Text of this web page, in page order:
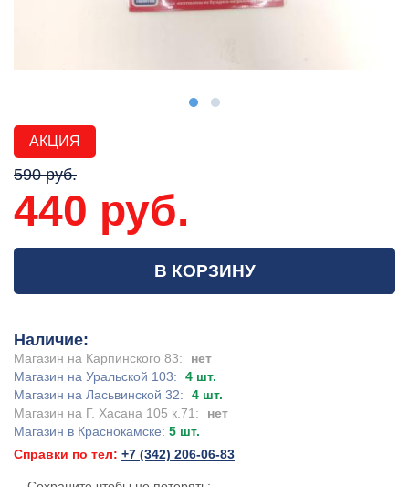
АКЦИЯ
590 руб.
440 руб.
В КОРЗИНУ
Наличие:
Магазин на Карпинского 83:
нет
Магазин на Уральской 103:
4 шт.
Магазин на Ласьвинской 32:
4 шт.
Магазин на Г. Хасана 105 к.71:
нет
Магазин в Краснокамске: 5 шт.
Справки по тел: +7 (342) 206-06-83